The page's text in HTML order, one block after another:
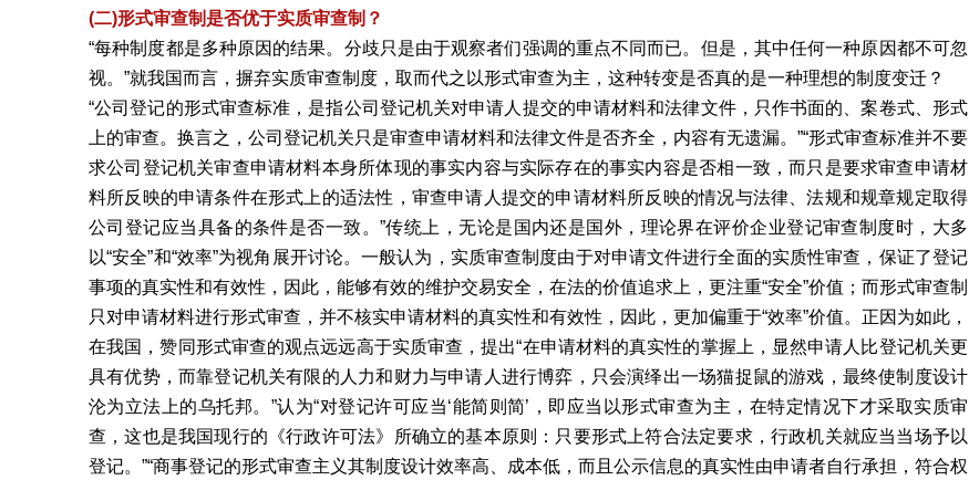
(二)形式审查制是否优于实质审查制？
“每种制度都是多种原因的结果。分歧只是由于观察者们强调的重点不同而已。但是，其中任何一种原因都不可忽
视。”就我国而言，摒弃实质审查制度，取而代之以形式审查为主，这种转变是否真的是一种理想的制度变迁？
“公司登记的形式审查标准，是指公司登记机关对申请人提交的申请材料和法律文件，只作书面的、案卷式、形式
上的审查。换言之，公司登记机关只是审查申请材料和法律文件是否齐全，内容有无遗漏。”“形式审查标准并不要
求公司登记机关审查申请材料本身所体现的事实内容与实际存在的事实内容是否相一致，而只是要求审查申请材
料所反映的申请条件在形式上的适法性，审查申请人提交的申请材料所反映的情况与法律、法规和规章规定取得
公司登记应当具备的条件是否一致。”传统上，无论是国内还是国外，理论界在评价企业登记审查制度时，大多
以“安全”和“效率”为视角展开讨论。一般认为，实质审查制度由于对申请文件进行全面的实质性审查，保证了登记
事项的真实性和有效性，因此，能够有效的维护交易安全，在法的价值追求上，更注重“安全”价值；而形式审查制
只对申请材料进行形式审查，并不核实申请材料的真实性和有效性，因此，更加偏重于“效率”价值。正因为如此，
在我国，赞同形式审查的观点远远高于实质审查，提出“在申请材料的真实性的掌握上，显然申请人比登记机关更
具有优势，而靠登记机关有限的人力和财力与申请人进行博弈，只会演绎出一场猫捉鼠的游戏，最终使制度设计
沦为立法上的乌托邦。”认为“对登记许可应当‘能简则简’，即应当以形式审查为主，在特定情况下才采取实质审
查，这也是我国现行的《行政许可法》所确立的基本原则：只要形式上符合法定要求，行政机关就应当当场予以
登记。”“商事登记的形式审查主义其制度设计效率高、成本低，而且公示信息的真实性由申请者自行承担，符合权